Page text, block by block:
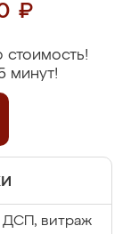
₽
минут!
ДСП, витраж